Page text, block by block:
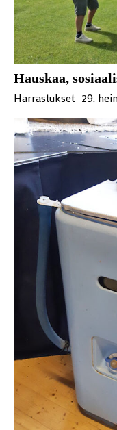
Hauskaa,
Harrastukset 29.